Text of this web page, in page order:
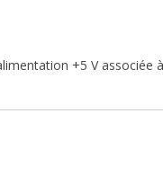
+5 V